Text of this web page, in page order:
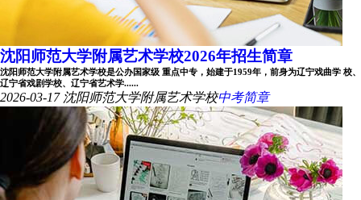
沈阳师范大学附属艺术学校2026年招生简章
沈阳师范大学附属艺术学校是公办国家级 重点中专，始建于1959年，前身为辽宁戏曲学 校、
辽宁省戏剧学校、辽宁省艺术学......
2026-03-17 沈阳师范大学附属艺术学校中考简章